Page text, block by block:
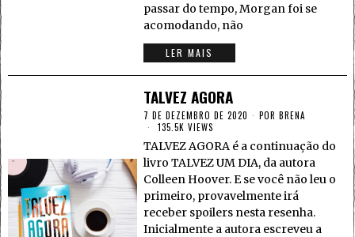
passar do tempo, Morgan foi se
acomodando, não
LER MAIS
TALVEZ AGORA
7 DE DEZEMBRO DE 2020 PORBRENA
135.5K VIEWS
TALVEZ AGORA é a continuação do
livro TALVEZ UM DIA, da autora
Colleen Hoover. E se você não leu o
primeiro, provavelmente irá
receber spoilers nesta resenha.
Inicialmente a autora escreveu a